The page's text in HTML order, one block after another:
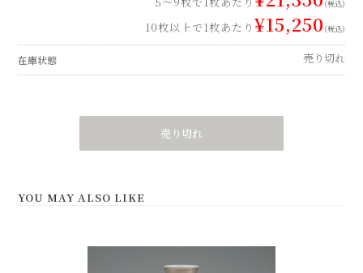
(税込)
10枚以上で1枚あたり¥15,250 (税込)
在庫状態 売り切れ
売り切れ
YOU MAY ALSO LIKE